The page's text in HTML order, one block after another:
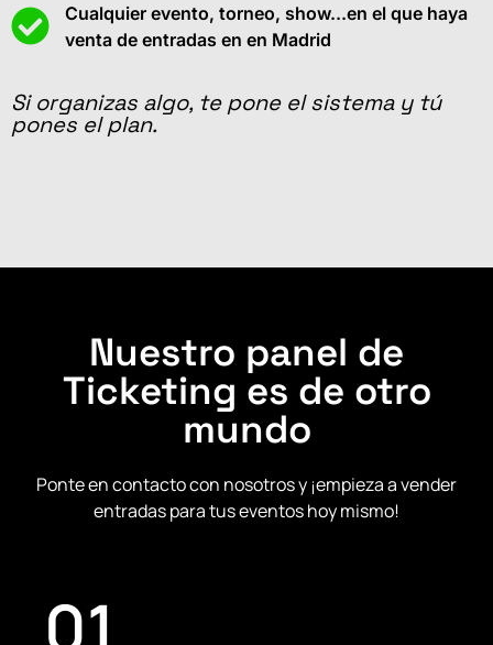
Cualquier evento, torneo, show...en el que haya
venta de entradas en en Madrid
Si organizas algo, te pone el sistema y tú
pones el plan.
Nuestro panel de
Ticketing es de otro
mundo
Ponte en contacto con nosotros y ¡empieza a vender
entradas para tus eventos hoy mismo!